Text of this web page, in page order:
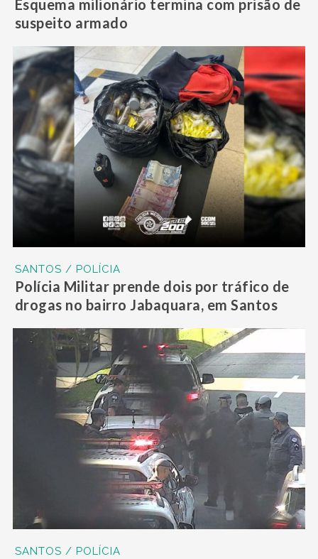
Esquema milionário termina com prisão de
suspeito armado
SANTOS / POLÍCIA
Polícia Militar prende dois por tráfico de
drogas no bairro Jabaquara, em Santos
SANTOS / POLÍCIA